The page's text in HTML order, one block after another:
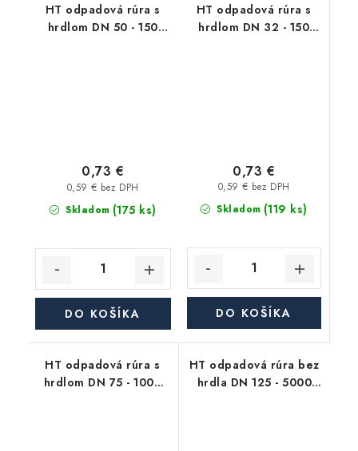
HT odpadová rúra s
hrdlom DN 50 - 150
Skladom (175 ks)
0,59 € bez DPH
0,73 €
DO KOŠÍKA
HT odpadová rúra s
hrdlom DN 32 - 150
Skladom (119 ks)
0,59 € bez DPH
0,73 €
DO KOŠÍKA
HT odpadová rúra s
hrdlom DN 75 - 1000
HT odpadová rúra bez
hrdla DN 125 - 5000